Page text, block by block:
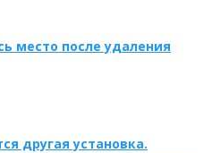
место после удаления
другая установка.